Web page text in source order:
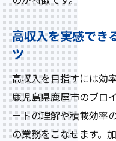
高収入を実感でき
ツ
高収入を目指すには効
鹿児島県鹿屋市のブロ
ートの理解や積載効率
の業務をこなせます。